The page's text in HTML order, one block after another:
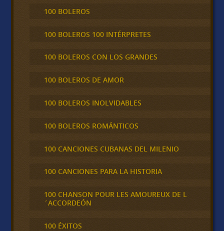
100 BOLEROS
100 BOLEROS 100 INTÉRPRETES
100 BOLEROS CON LOS GRANDES
100 BOLEROS DE AMOR
100 BOLEROS INOLVIDABLES
100 BOLEROS ROMÁNTICOS
100 CANCIONES CUBANAS DEL MILENIO
100 CANCIONES PARA LA HISTORIA
100 CHANSON POUR LES AMOUREUX DE L
´ACCORDEÓN
100 ÉXITOS